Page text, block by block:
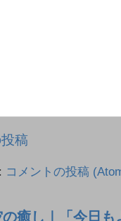
稿
コメントの投稿
癒し｜「今日